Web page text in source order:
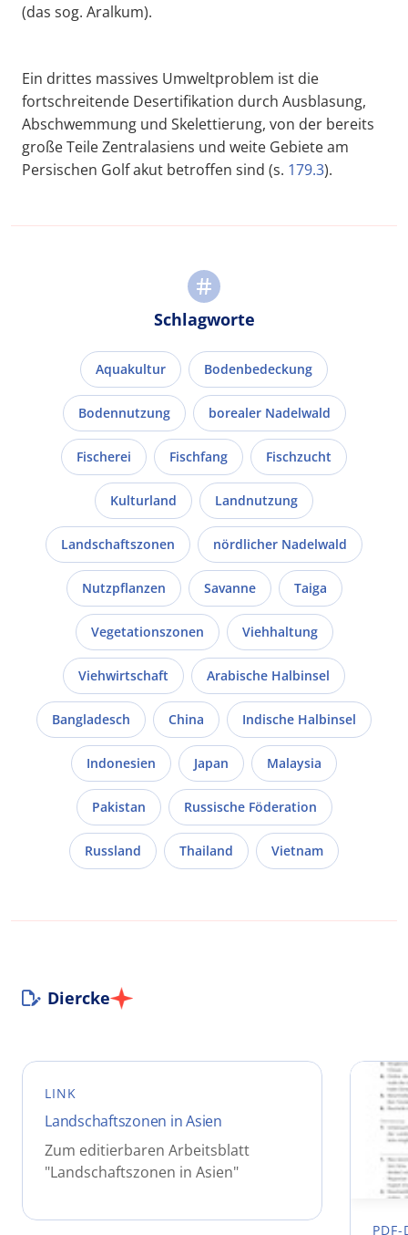
(das sog. Aralkum).
Ein drittes massives Umweltproblem ist die
fortschreitende Desertifikation durch Ausblasung,
Abschwemmung und Skelettierung, von der bereits
große Teile Zentralasiens und weite Gebiete am
Persischen Golf akut betroffen sind (s. 179.3).
Schlagworte
Aquakultur Bodenbedeckung
Bodennutzung borealer Nadelwald
Fischerei Fischfang Fischzucht
Kulturland Landnutzung
Landschaftszonen nördlicher Nadelwald
Nutzpflanzen Savanne Taiga
Vegetationszonen Viehhaltung
Viehwirtschaft Arabische Halbinsel
Bangladesch China Indische Halbinsel
Indonesien Japan Malaysia
Pakistan Russische Föderation
Russland Thailand Vietnam
Diercke
LINK
Landschaftszonen in Asien
Zum editierbaren Arbeitsblatt
"Landschaftszonen in Asien"
PDF-